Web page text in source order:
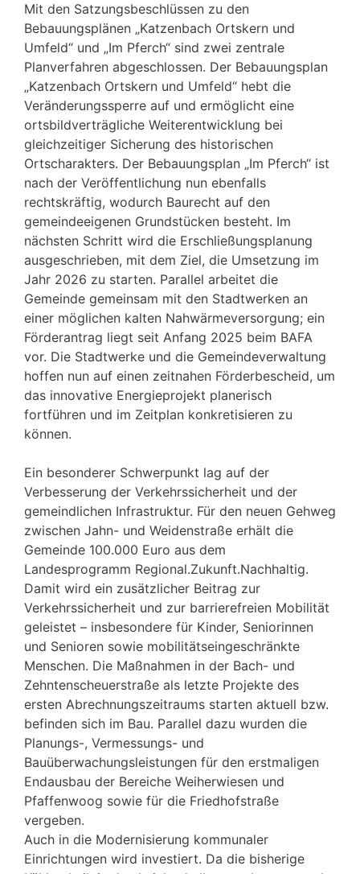
Mit den Satzungsbeschlüssen zu den
Bebauungsplänen „Katzenbach Ortskern und
Umfeld“ und „Im Pferch“ sind zwei zentrale
Planverfahren abgeschlossen. Der Bebauungsplan
„Katzenbach Ortskern und Umfeld“ hebt die
Veränderungssperre auf und ermöglicht eine
ortsbildverträgliche Weiterentwicklung bei
gleichzeitiger Sicherung des historischen
Ortscharakters. Der Bebauungsplan „Im Pferch“ ist
nach der Veröffentlichung nun ebenfalls
rechtskräftig, wodurch Baurecht auf den
gemeindeeigenen Grundstücken besteht. Im
nächsten Schritt wird die Erschließungsplanung
ausgeschrieben, mit dem Ziel, die Umsetzung im
Jahr 2026 zu starten. Parallel arbeitet die
Gemeinde gemeinsam mit den Stadtwerken an
einer möglichen kalten Nahwärmeversorgung; ein
Förderantrag liegt seit Anfang 2025 beim BAFA
vor. Die Stadtwerke und die Gemeindeverwaltung
hoffen nun auf einen zeitnahen Förderbescheid, um
das innovative Energieprojekt planerisch
fortführen und im Zeitplan konkretisieren zu
können.
Ein besonderer Schwerpunkt lag auf der
Verbesserung der Verkehrssicherheit und der
gemeindlichen Infrastruktur. Für den neuen Gehweg
zwischen Jahn- und Weidenstraße erhält die
Gemeinde 100.000 Euro aus dem
Landesprogramm Regional.Zukunft.Nachhaltig.
Damit wird ein zusätzlicher Beitrag zur
Verkehrssicherheit und zur barrierefreien Mobilität
geleistet – insbesondere für Kinder, Seniorinnen
und Senioren sowie mobilitätseingeschränkte
Menschen. Die Maßnahmen in der Bach- und
Zehntenscheuerstraße als letzte Projekte des
ersten Abrechnungszeitraums starten aktuell bzw.
befinden sich im Bau. Parallel dazu wurden die
Planungs-, Vermessungs- und
Bauüberwachungsleistungen für den erstmaligen
Endausbau der Bereiche Weiherwiesen und
Pfaffenwoog sowie für die Friedhofstraße
vergeben.
Auch in die Modernisierung kommunaler
Einrichtungen wird investiert. Da die bisherige